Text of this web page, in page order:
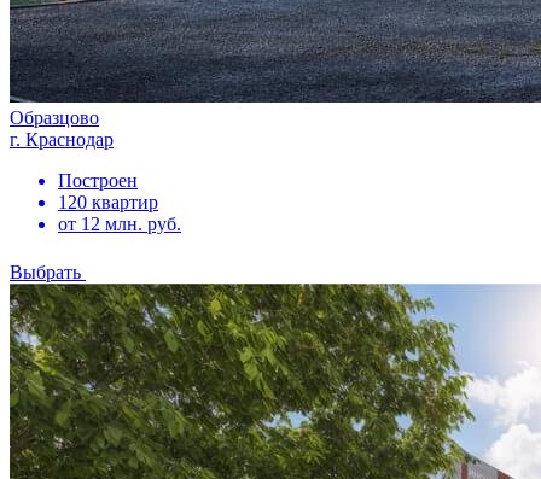
Образцово
г. Краснодар
Построен
120 квартир
от 12 млн. руб.
Выбрать